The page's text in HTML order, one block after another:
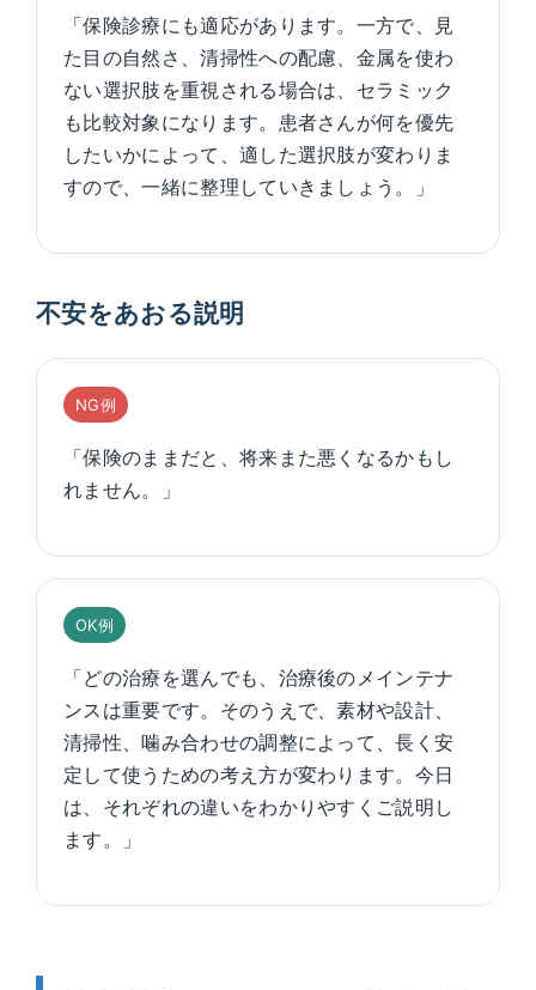
「保険診療にも適応があります。一方で、見
た目の自然さ、清掃性への配慮、金属を使わ
ない選択肢を重視される場合は、セラミック
も比較対象になります。患者さんが何を優先
したいかによって、適した選択肢が変わりま
すので、一緒に整理していきましょう。」
不安をあおる説明
NG例
「保険のままだと、将来また悪くなるかもし
れません。」
OK例
「どの治療を選んでも、治療後のメインテナ
ンスは重要です。そのうえで、素材や設計、
清掃性、噛み合わせの調整によって、長く安
定して使うための考え方が変わります。今日
は、それぞれの違いをわかりやすくご説明し
ます。」